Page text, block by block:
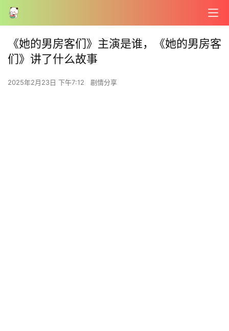
《她的男房客们》主演是谁，《她的男房客
们》讲了什么故事
2025年2月23日 下午7:12 剧情分享